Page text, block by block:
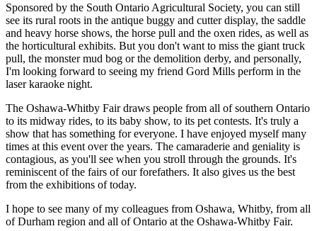
Sponsored by the South Ontario Agricultural Society, you can still
see its rural roots in the antique buggy and cutter display, the saddle
and heavy horse shows, the horse pull and the oxen rides, as well as
the horticultural exhibits. But you don't want to miss the giant truck
pull, the monster mud bog or the demolition derby, and personally,
I'm looking forward to seeing my friend Gord Mills perform in the
laser karaoke night.
The Oshawa-Whitby Fair draws people from all of southern Ontario
to its midway rides, to its baby show, to its pet contests. It's truly a
show that has something for everyone. I have enjoyed myself many
times at this event over the years. The camaraderie and geniality is
contagious, as you'll see when you stroll through the grounds. It's
reminiscent of the fairs of our forefathers. It also gives us the best
from the exhibitions of today.
I hope to see many of my colleagues from Oshawa, Whitby, from all
of Durham region and all of Ontario at the Oshawa-Whitby Fair.